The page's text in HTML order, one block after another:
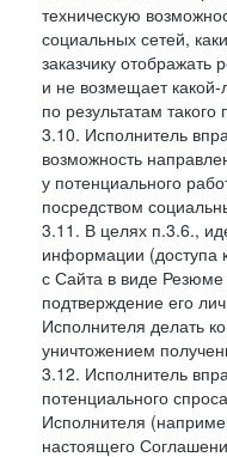
техническую
социальных сетей,
заказчику отображать
и не возмещает какой-
по результатам
3.10. Исполнитель
возможность
у потенциального
посредством
3.11. В целях п.3.6.,
информации (доступа
с Сайта в виде Резюме
подтверждение его
Исполнителя делать
уничтожением
3.12. Исполнитель
потенциального
Исполнителя
настоящего